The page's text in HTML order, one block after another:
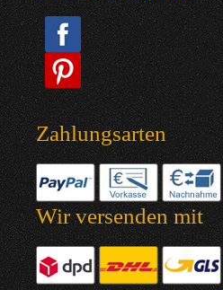
Zahlungsarten
Wir versenden mit